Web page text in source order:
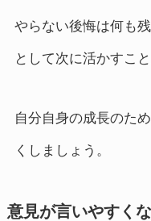
やらない後悔は何も
として次に活かすこ
自分自身の成長のた
くしましょう。
意見が言いやすく